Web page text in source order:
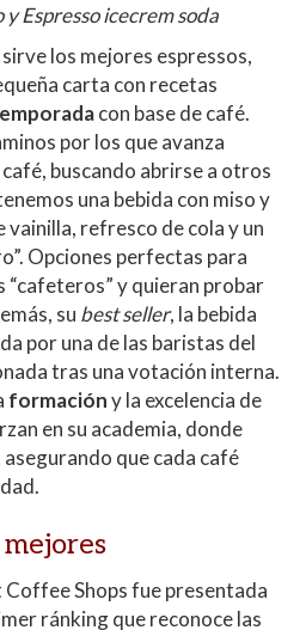
Espresso icecrem soda
los mejores espressos,
carta con recetas
con base de café.
por los que avanza
buscando abrirse a otros
una bebida con miso y
vainilla, refresco de cola y un
Opciones perfectas para
“cafeteros” y quieran probar
su best seller, la bebida
por una de las baristas del
tras una votación interna.
formacióny la excelencia de
en su academia, donde
que cada café
Shops fue presentada
ránking que reconoce las